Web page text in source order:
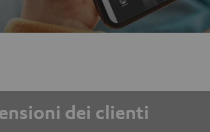
dei clienti